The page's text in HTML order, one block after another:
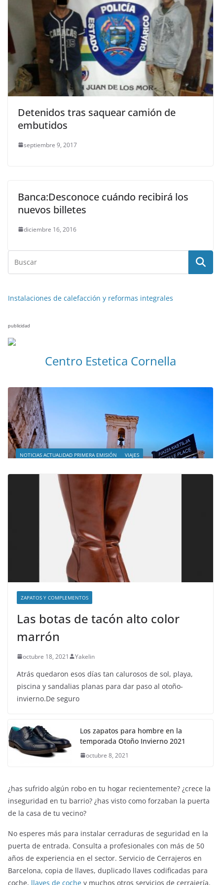
Detenidos tras saquear camión de
embutidos
septiembre 9, 2017
Banca:Desconoce cuándo recibirá los
nuevos billetes
diciembre 16, 2016
Instalaciones de calefacción y reformas integrales
publicidad
Centro Estetica Cornella
NOTICIAS ACTUALIDAD PRIMERA EMISIÓN VIAJES
Malta leyendas de un naufragio
Sophia
ZAPATOS Y COMPLEMENTOS
Las botas de tacón alto color
marrón
octubre 18, 2021 Yakelin
piscina y sandalias planas para dar paso al otoño-
invierno.De seguro
temporada Otoño Invierno 2021
octubre 8, 2021
¿has sufrido algún robo en tu hogar recientemente? ¿crece la
inseguridad en tu barrio? ¿has visto como forzaban la puerta
de la casa de tu vecino?
No esperes más para instalar cerraduras de seguridad en la